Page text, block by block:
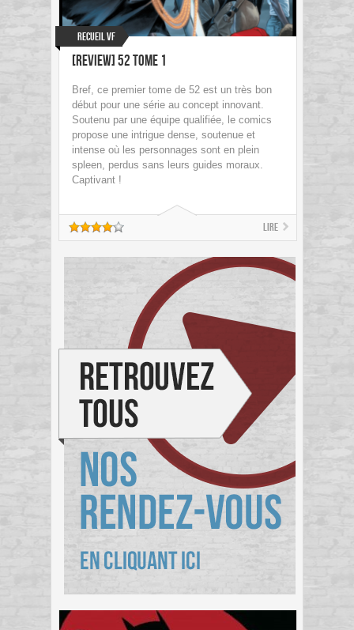
Recueil VF
[Review] 52 tome 1
Bref, ce premier tome de 52 est un très bon
début pour une série au concept innovant.
Soutenu par une équipe qualifiée, le comics
propose une intrigue dense, soutenue et
intense où les personnages sont en plein
spleen, perdus sans leurs guides moraux.
Captivant !
Lire